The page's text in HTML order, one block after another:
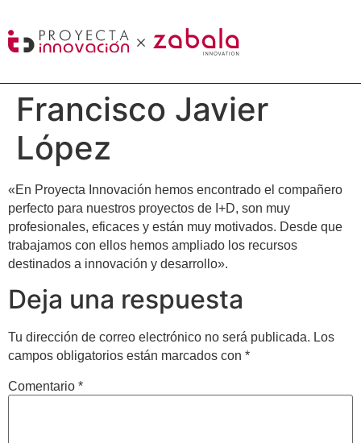
Francisco Javier
López
«En Proyecta Innovación hemos encontrado el compañero
perfecto para nuestros proyectos de I+D, son muy
profesionales, eficaces y están muy motivados. Desde que
trabajamos con ellos hemos ampliado los recursos
destinados a innovación y desarrollo».
Deja una respuesta
Tu dirección de correo electrónico no será publicada. Los
campos obligatorios están marcados con *
Comentario *